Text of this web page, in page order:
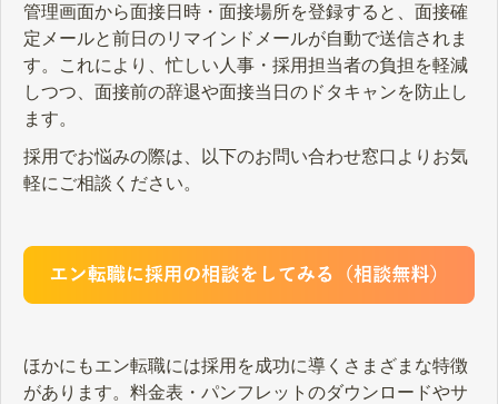
管理画面から面接日時・面接場所を登録すると、面接確
定メールと前日のリマインドメールが自動で送信されま
す。これにより、忙しい人事・採用担当者の負担を軽減
しつつ、面接前の辞退や面接当日のドタキャンを防止し
ます。
採用でお悩みの際は、以下のお問い合わせ窓口よりお気
軽にご相談ください。
ほかにもエン転職には採用を成功に導くさまざまな特徴
があります。料金表・パンフレットのダウンロードやサ